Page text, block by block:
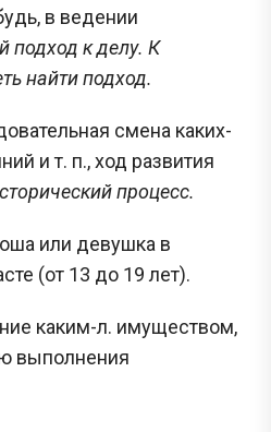
в ведении
подход к делу. К
найти подход.
смена каких-
и т. п., ход развития
процесс.
или девушка в
(от 13 до 19 лет).
каким-л. имуществом,
выполнения